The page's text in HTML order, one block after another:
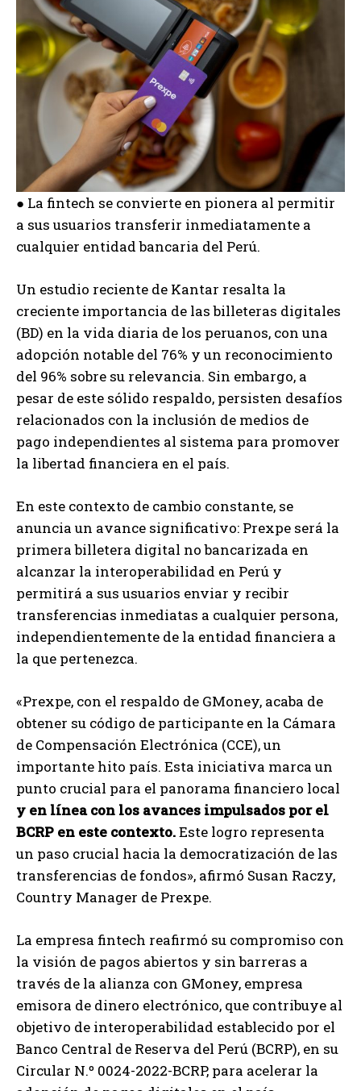
● La fintech se convierte en pionera al permitir
a sus usuarios transferir inmediatamente a
cualquier entidad bancaria del Perú.
Un estudio reciente de Kantar resalta la
creciente importancia de las billeteras digitales
(BD) en la vida diaria de los peruanos, con una
adopción notable del 76% y un reconocimiento
del 96% sobre su relevancia. Sin embargo, a
pesar de este sólido respaldo, persisten desafíos
relacionados con la inclusión de medios de
pago independientes al sistema para promover
la libertad financiera en el país.
En este contexto de cambio constante, se
anuncia un avance significativo: Prexpe será la
primera billetera digital no bancarizada en
alcanzar la interoperabilidad en Perú y
permitirá a sus usuarios enviar y recibir
transferencias inmediatas a cualquier persona,
independientemente de la entidad financiera a
la que pertenezca.
«Prexpe, con el respaldo de GMoney, acaba de
obtener su código de participante en la Cámara
de Compensación Electrónica (CCE), un
importante hito país. Esta iniciativa marca un
punto crucial para el panorama financiero local
y en línea con los avances impulsados por el
BCRP en este contexto.Este logro representa
un paso crucial hacia la democratización de las
transferencias de fondos», afirmó Susan Raczy,
Country Manager de Prexpe.
La empresa fintech reafirmó su compromiso con
la visión de pagos abiertos y sin barreras a
través de la alianza con GMoney, empresa
emisora de dinero electrónico, que contribuye al
objetivo de interoperabilidad establecido por el
Banco Central de Reserva del Perú (BCRP), en su
Circular N.º 0024-2022-BCRP, para acelerar la